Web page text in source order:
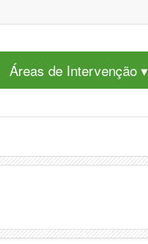
Áreas de Intervenção